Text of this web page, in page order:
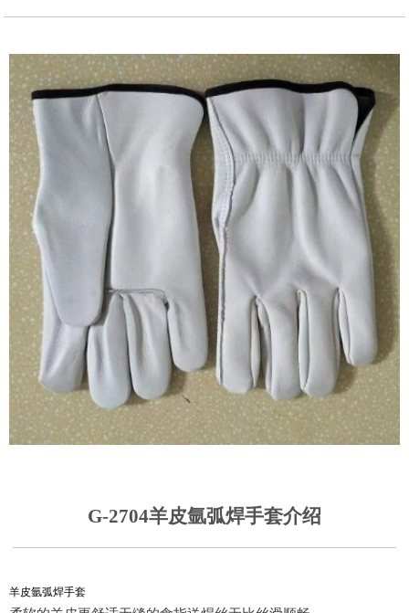
G-2704羊皮氩弧焊手套介绍
羊皮氩弧焊手套